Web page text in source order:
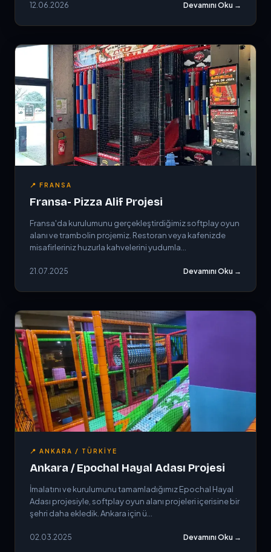
12.06.2026 Devamını Oku →
📍 FRANSA
Fransa- Pizza Alif Projesi
Fransa'da kurulumunu gerçekleştirdiğimiz softplay oyun
alanı ve trambolin projemiz. Restoran veya kafenizde
misafirleriniz huzurla kahvelerini yudumla...
21.07.2025 Devamını Oku →
📍 ANKARA / TÜRKIYE
Ankara / Epochal Hayal Adası Projesi
İmalatını ve kurulumunu tamamladığımız Epochal Hayal
Adası projesiyle, softplay oyun alanı projeleri içerisine bir
şehri daha ekledik. Ankara için ü...
02.03.2025 Devamını Oku →